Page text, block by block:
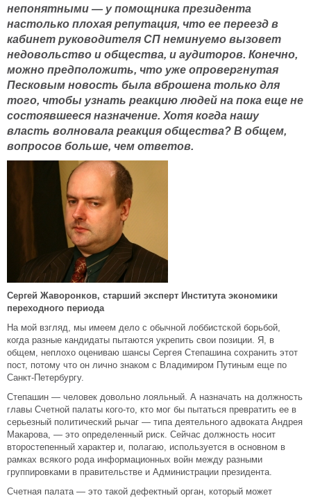
непонятными — у помощника президента
настолько плохая репутация, что ее переезд в
кабинет руководителя СП неминуемо вызовет
недовольство и общества, и аудиторов. Конечно,
можно предположить, что уже опровергнутая
Песковым новость была вброшена только для
того, чтобы узнать реакцию людей на пока еще не
состоявшееся назначение. Хотя когда нашу
власть волновала реакция общества? В общем,
вопросов больше, чем ответов.
Сергей Жаворонков, старший эксперт Института экономики
переходного периода
На мой взгляд, мы имеем дело с обычной лоббистской борьбой,
когда разные кандидаты пытаются укрепить свои позиции. Я, в
общем, неплохо оцениваю шансы Сергея Степашина сохранить этот
пост, потому что он лично знаком с Владимиром Путиным еще по
Санкт-Петербургу.
Степашин — человек довольно лояльный. А назначать на должность
главы Счетной палаты кого-то, кто мог бы пытаться превратить ее в
серьезный политический рычаг — типа деятельного адвоката Андрея
Макарова, — это определенный риск. Сейчас должность носит
второстепенный характер и, полагаю, используется в основном в
рамках всякого рода информационных войн между разными
группировками в правительстве и Администрации президента.
Счетная палата — это такой дефектный орган, который может